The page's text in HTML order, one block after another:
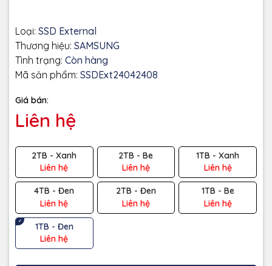
Loại: SSD External
Thương hiệu: SAMSUNG
Tình trạng: Còn hàng
Mã sản phẩm: SSDExt24042408
Giá bán:
Liên hệ
2TB - Xanh
Liên hệ
2TB - Be
Liên hệ
1TB - Xanh
Liên hệ
4TB - Đen
Liên hệ
2TB - Đen
Liên hệ
1TB - Be
Liên hệ
1TB - Đen
Liên hệ